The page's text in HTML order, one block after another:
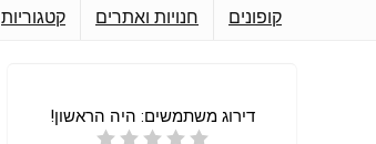
קופונים חנויות ואתרים קטגוריות
דירוג משתמשים: היה הראשון!